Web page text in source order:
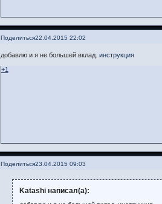
Поделиться22.04.2015 22:02
добавлю и я не большей вклад. инструкция
+1
Поделиться23.04.2015 09:03
Katashi написал(а):